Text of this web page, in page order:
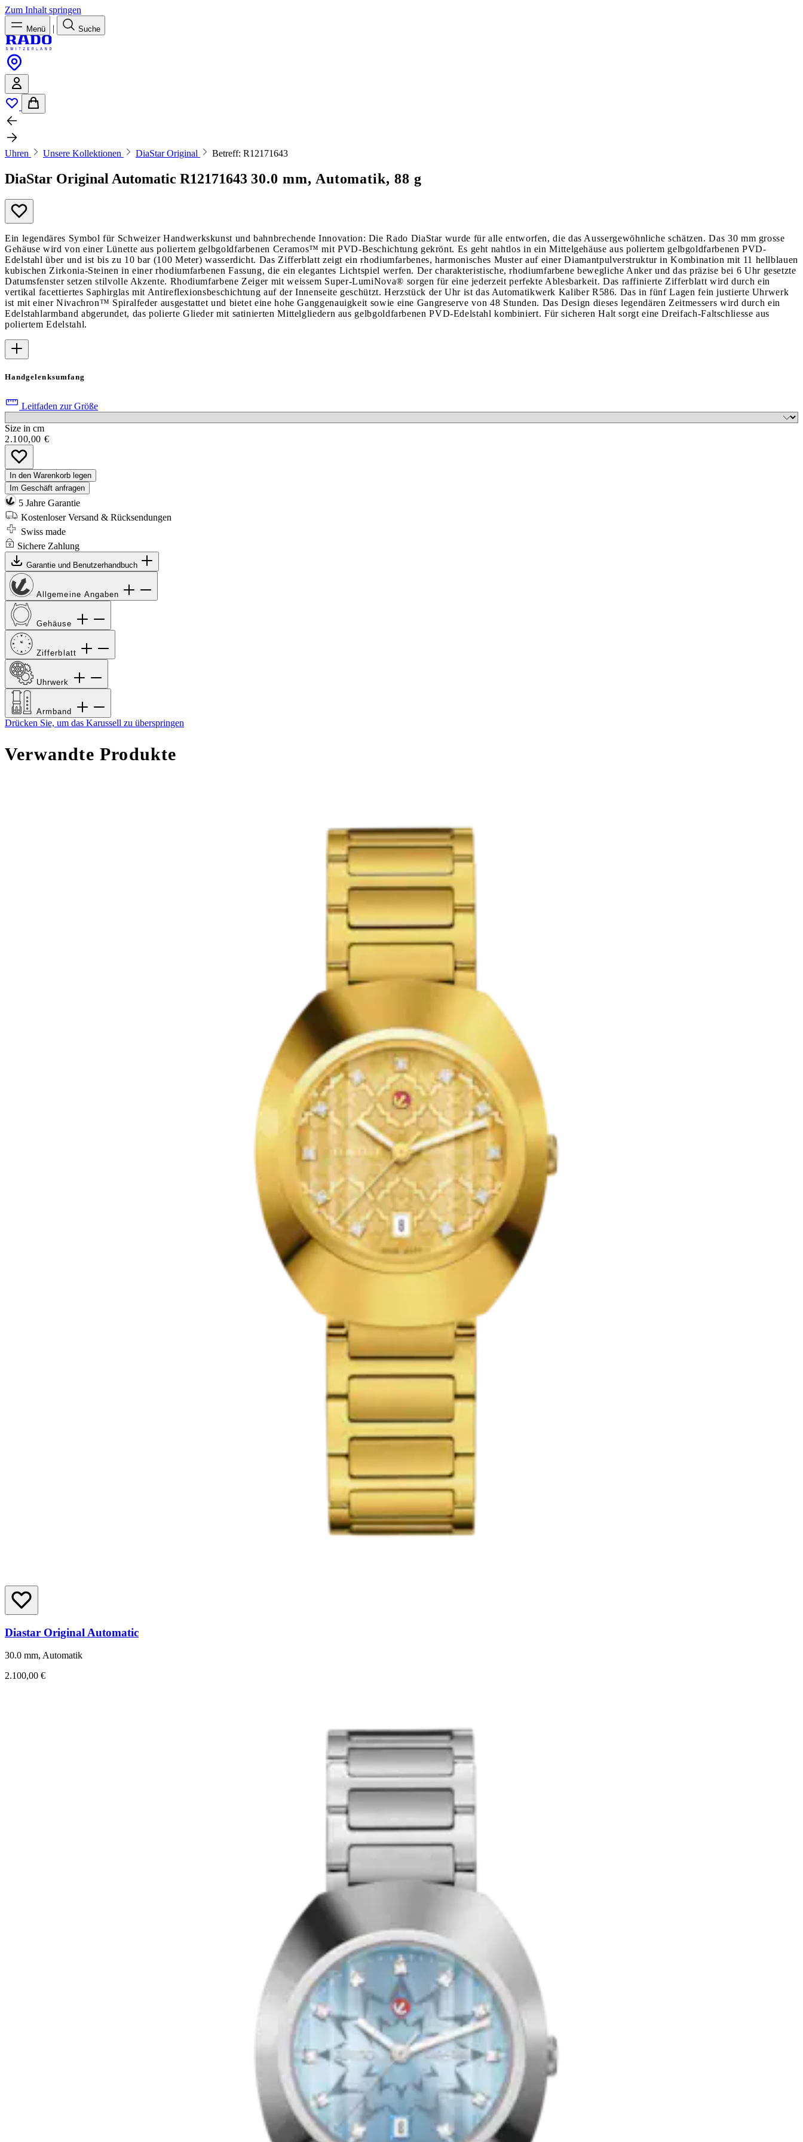
Zum Inhalt springen
Menü | Suche
Uhren Unsere Kollektionen DiaStar Original Betreff: R12171643
DiaStar Original Automatic R12171643 30.0 mm, Automatik, 88 g
Ein legendäres Symbol für Schweizer Handwerkskunst und bahnbrechende Innovation: Die Rado DiaStar wurde für alle entworfen, die das Aussergewöhnliche schätzen. Das 30 mm grosse
Gehäuse wird von einer Lünette aus poliertem gelbgoldfarbenen Ceramos™ mit PVD-Beschichtung gekrönt. Es geht nahtlos in ein Mittelgehäuse aus poliertem gelbgoldfarbenen PVD-
Edelstahl über und ist bis zu 10 bar (100 Meter) wasserdicht. Das Zifferblatt zeigt ein rhodiumfarbenes, harmonisches Muster auf einer Diamantpulverstruktur in Kombination mit 11 hellblauen
kubischen Zirkonia-Steinen in einer rhodiumfarbenen Fassung, die ein elegantes Lichtspiel werfen. Der charakteristische, rhodiumfarbene bewegliche Anker und das präzise bei 6 Uhr gesetzte
Datumsfenster setzen stilvolle Akzente. Rhodiumfarbene Zeiger mit weissem Super-LumiNova® sorgen für eine jederzeit perfekte Ablesbarkeit. Das raffinierte Zifferblatt wird durch ein
vertikal facettiertes Saphirglas mit Antireflexionsbeschichtung auf der Innenseite geschützt. Herzstück der Uhr ist das Automatikwerk Kaliber R586. Das in fünf Lagen fein justierte Uhrwerk
ist mit einer Nivachron™ Spiralfeder ausgestattet und bietet eine hohe Ganggenauigkeit sowie eine Gangreserve von 48 Stunden. Das Design dieses legendären Zeitmessers wird durch ein
Edelstahlarmband abgerundet, das polierte Glieder mit satinierten Mittelgliedern aus gelbgoldfarbenen PVD-Edelstahl kombiniert. Für sicheren Halt sorgt eine Dreifach-Faltschliesse aus
poliertem Edelstahl.
Handgelenksumfang
Leitfaden zur Größe
Size in cm
2.100,00 €
In den Warenkorb legen
Im Geschäft anfragen
5 Jahre Garantie
Kostenloser Versand & Rücksendungen
Swiss made
Sichere Zahlung
Garantie und Benutzerhandbuch
Allgemeine Angaben
Gehäuse
Zifferblatt
Uhrwerk
Armband
Drücken Sie, um das Karussell zu überspringen
Verwandte Produkte
Diastar Original Automatic
30.0 mm, Automatik
2.100,00 €